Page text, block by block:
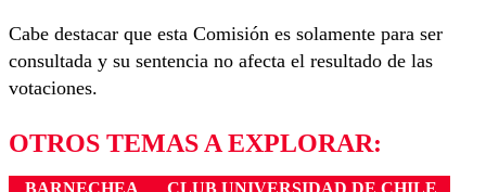
Cabe destacar que esta Comisión es solamente para ser
consultada y su sentencia no afecta el resultado de las
votaciones.
OTROS TEMAS A EXPLORAR: